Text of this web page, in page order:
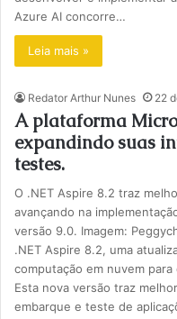
Azure AI concorre…
Leia mais »
Redator Arthur Nunes 22
A plataforma
expandindo suas
testes.
O .NET Aspire 8.2 traz
avançando na
versão 9.0. Imagem:
.NET Aspire 8.2, uma
computação em nuvem
Esta nova versão traz
embarque e teste de